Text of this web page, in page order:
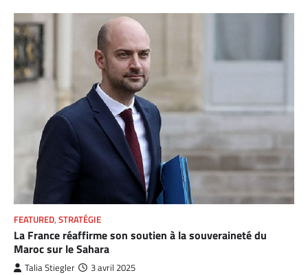
FEATURED, STRATÉGIE
La France réaffirme son soutien à la souveraineté du
Maroc sur le Sahara
Talia Stiegler 3 avril 2025